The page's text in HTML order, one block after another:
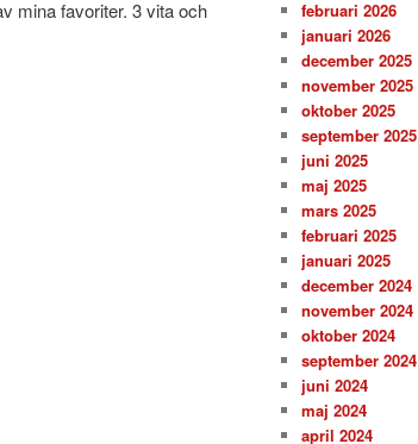
mina favoriter. 3 vita och
februari 2026
januari 2026
december 2025
november 2025
oktober 2025
september 2025
juni 2025
maj 2025
mars 2025
februari 2025
januari 2025
december 2024
november 2024
oktober 2024
september 2024
juni 2024
maj 2024
april 2024